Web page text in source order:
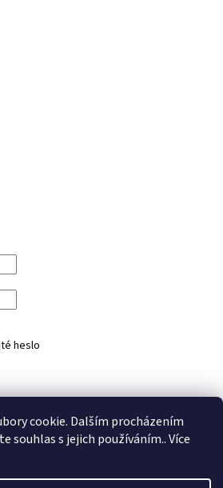
cookie. Dalším procházením
souhlas s jejich používáním.. Více
heslo
pro solární energie a fotovoltaiku